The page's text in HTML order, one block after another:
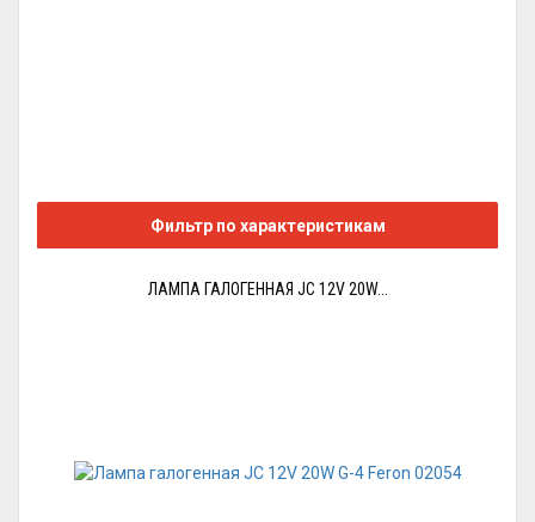
Фильтр по характеристикам
ЛАМПА ГАЛОГЕННАЯ JC 12V 20W...